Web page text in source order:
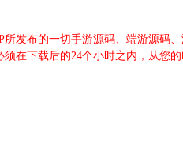
发布的一切手游源码、端游源码
须在下载后的24个小时之内，从您